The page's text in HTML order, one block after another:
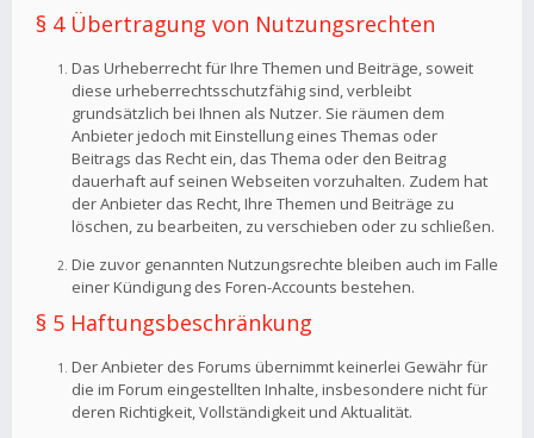
§ 4 Übertragung von Nutzungsrechten
Das Urheberrecht für Ihre Themen und Beiträge, soweit
diese urheberrechtsschutzfähig sind, verbleibt
grundsätzlich bei Ihnen als Nutzer. Sie räumen dem
Anbieter jedoch mit Einstellung eines Themas oder
Beitrags das Recht ein, das Thema oder den Beitrag
dauerhaft auf seinen Webseiten vorzuhalten. Zudem hat
der Anbieter das Recht, Ihre Themen und Beiträge zu
löschen, zu bearbeiten, zu verschieben oder zu schließen.
Die zuvor genannten Nutzungsrechte bleiben auch im Falle
einer Kündigung des Foren-Accounts bestehen.
§ 5 Haftungsbeschränkung
Der Anbieter des Forums übernimmt keinerlei Gewähr für
die im Forum eingestellten Inhalte, insbesondere nicht für
deren Richtigkeit, Vollständigkeit und Aktualität.